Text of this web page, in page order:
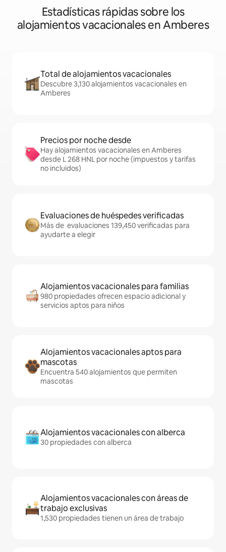
Estadísticas rápidas sobre los
alojamientos vacacionales en Amberes
Total de alojamientos vacacionales
Descubre 3,130 alojamientos vacacionales en
Amberes
Precios por noche desde
Hay alojamientos vacacionales en Amberes
desde L 268 HNL por noche (impuestos y tarifas
no incluidos)
Evaluaciones de huéspedes verificadas
Más de evaluaciones 139,450 verificadas para
ayudarte a elegir
Alojamientos vacacionales para familias
980 propiedades ofrecen espacio adicional y
servicios aptos para niños
Alojamientos vacacionales aptos para
mascotas
Encuentra 540 alojamientos que permiten
mascotas
Alojamientos vacacionales con alberca
30 propiedades con alberca
Alojamientos vacacionales con áreas de
trabajo exclusivas
1,530 propiedades tienen un área de trabajo